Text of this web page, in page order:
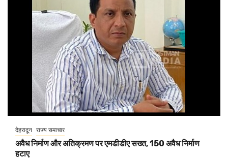
देहरादून राज्य समाचार
अवैध निर्माण और अतिक्रमण पर एमडीडीए सख्त, 150 अवैध निर्माण
हटाए